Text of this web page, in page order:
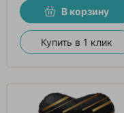
В корзину
Купить в 1 клик